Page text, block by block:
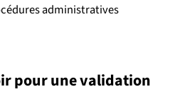
administratives
pour une validation